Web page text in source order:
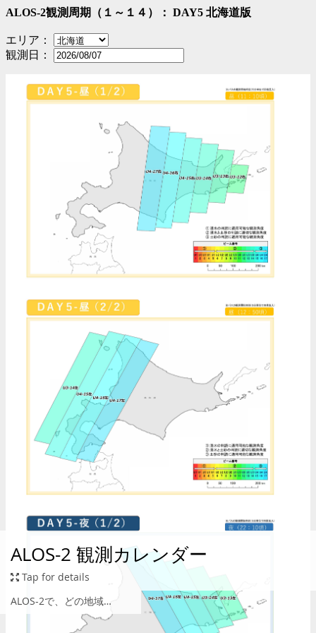
ALOS-2 観測カレンダー
Tap for details
ALOS-2で、どの地域を・いつ・どの条件で 観測できるかを確認するアプリケーション